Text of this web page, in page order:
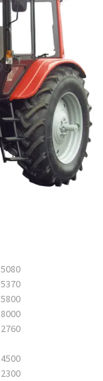
5080
5370
5800
8000
2760
4500
2300